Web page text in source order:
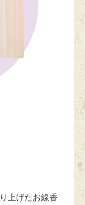
上げたお線香